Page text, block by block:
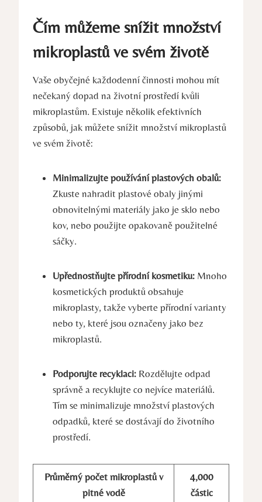
Čím můžeme snížit množství
mikroplastů ve svém životě
Vaše obyčejné každodenní činnosti mohou mít
nečekaný dopad na životní prostředí kvůli
mikroplastům. Existuje několik efektivních
způsobů, jak můžete snížit množství mikroplastů
ve svém životě:
Minimalizujte používání plastových obalů:
Zkuste nahradit plastové obaly jinými
obnovitelnými materiály jako je sklo nebo
kov, nebo použijte opakovaně použitelné
sáčky.
Upřednostňujte přírodní kosmetiku: Mnoho
kosmetických produktů obsahuje
mikroplasty, takže vyberte přírodní varianty
nebo ty, které jsou označeny jako bez
mikroplastů.
Podporujte recyklaci: Rozdělujte odpad
správně a recyklujte co nejvíce materiálů.
Tím se minimalizuje množství plastových
odpadků, které se dostávají do životního
prostředí.
Průměrný počet mikroplastů v
pitné vodě
4,000
částic